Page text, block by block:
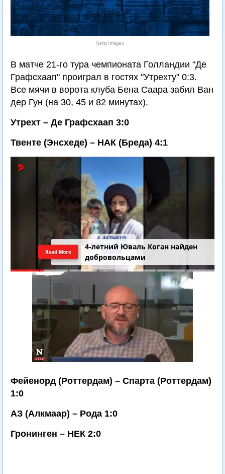
Getty Images
В матче 21-го тура чемпионата Голландии "Де
Графсхаап" проиграл в гостях "Утрехту" 0:3.
Все мячи в ворота клуба Бена Саара забил Ван
дер Гун (на 30, 45 и 82 минутах).
Утрехт – Де Графсхаап 3:0
Твенте (Энсхеде) – НАК (Бреда) 4:1
4-летний Юваль Коган найден
добровольцами
Read More
Фейенорд (Роттердам) – Спарта (Роттердам)
1:0
АЗ (Алкмаар) – Рода 1:0
Гронинген – НЕК 2:0